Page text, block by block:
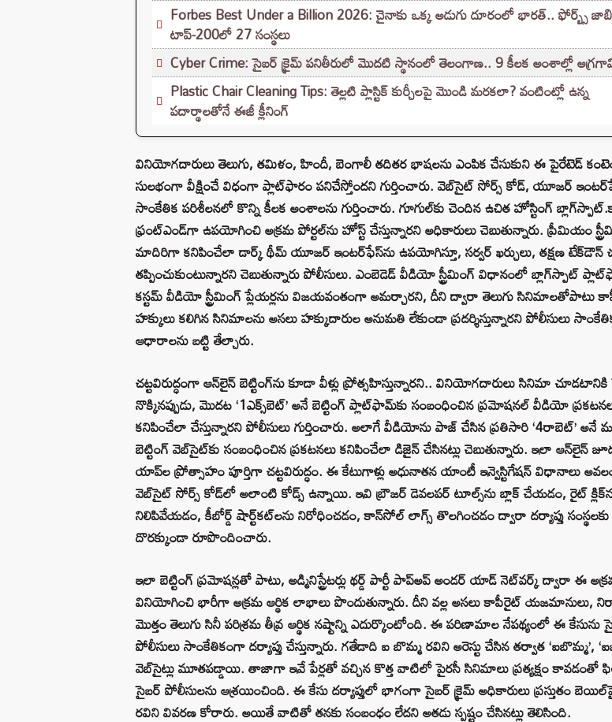
Forbes Best Under a Billion 2026: చైనాకు ఒక్క అడుగు దూరంలో భారత్.. ఫోర్బ్స్
టాప్-200లో 27 సంస్థలు
Cyber Crime: సైబర్ క్రైమ్ పనితీరులో మొదటి స్థానంలో తెలంగాణ.. 9 కీలక అంశాల్లో
Plastic Chair Cleaning Tips: తెల్లటి ప్లాస్టిక్ కుర్చీలపై మొండి మరకలా? వంటింట్లో ఉన్న
పదార్థాలతోనే ఈజీ క్లీనింగ్
వినియోగదారులు తెలుగు, తమిళం, హిందీ, బెంగాలీ తదితర భాషలను ఎంపిక చేసుకుని ఈ పైరేటెడ్‌
సులభంగా వీక్షించే విధంగా ప్లాట్‌ఫారం పనిచేస్తోందని గుర్తించారు. వెబ్‌సైట్‌ సోర్స్‌ కోడ్, యూజర్‌
సాంకేతిక పరిశీలనలో కొన్ని కీలక అంశాలను గుర్తించారు. గూగుల్‌కు చెందిన ఉచిత హోస్టింగ్‌
ఫ్రంట్‌ఎండ్‌గా ఉపయోగించి అక్రమ పోర్టల్‌ను హోస్ట్‌ చేస్తున్నారని అధికారులు చెబుతున్నారు. ప్రీమియం
మాదిరిగా కనిపించేలా డార్క్‌ థీమ్‌ యూజర్‌ ఇంటర్‌ఫేస్‌ను ఉపయోగిస్తూ, సర్వర్‌ ఖర్చులు, తక్షణ టేక్‌డౌన్‌
తప్పించుకుంటున్నారని చెబుతున్నారు పోలీసులు. ఎంబెడెడ్‌ వీడియో స్ట్రీమింగ్‌ విధానంలో బ్లాగ్‌స్పాట్‌
కస్టమ్‌ వీడియో స్ట్రీమింగ్‌ ప్లేయర్లను విజయవంతంగా అమర్చారని, దీని ద్వారా తెలుగు సినిమాలతోపాటు
హక్కులు కలిగిన సినిమాలను అసలు హక్కుదారుల అనుమతి లేకుండా ప్రదర్శిస్తున్నారని పోలీసులు
ఆధారాలను బట్టి తేల్చారు.
చట్టవిరుద్ధంగా ఆన్‌లైన్‌ బెట్టింగ్‌ను కూడా వీళ్లు ప్రోత్సహిస్తున్నారని.. వినియోగదారులు సినిమా చూడటానికి
నొక్కినప్పుడు, మొదట ‘1ఎక్స్‌బెట్‌’ అనే బెట్టింగ్‌ ప్లాట్‌ఫామ్‌కు సంబంధించిన ప్రమోషనల్‌ వీడియో
కనిపించేలా చేస్తున్నారని పోలీసులు గుర్తించారు. అలాగే వీడియోను పాజ్‌ చేసిన ప్రతిసారి ‘4రాబెట్‌’ అనే
బెట్టింగ్‌ వెబ్‌సైట్‌కు సంబంధించిన ప్రకటనలు కనిపించేలా డిజైన్‌ చేసినట్లు చెబుతున్నారు. ఇలా ఆన్‌లైన్‌
యాప్‌ల ప్రోత్సాహం పూర్తిగా చట్టవిరుద్ధం. ఈ కేటుగాళ్లు అధునాతన యాంటీ ఇన్వెస్టిగేషన్‌ విధానాలు
వెబ్‌సైట్‌ సోర్స్‌ కోడ్‌లో అలాంటి కోడ్స్‌ ఉన్నాయి. ఇవి బ్రౌజర్‌ డెవలపర్‌ టూల్స్‌ను బ్లాక్‌ చేయడం, రైట్‌
నిలిపివేయడం, కీబోర్డ్‌ షార్ట్‌కట్‌లను నిరోధించడం, కాన్‌సోల్‌ లాగ్స్‌ తొలగించడం ద్వారా దర్యాప్తు
దొరక్కుండా రూపొందించారు.
ఇలా బెట్టింగ్‌ ప్రమోషన్లతో పాటు, అడ్మినిస్ట్రేటర్లు థర్డ్‌ పార్టీ పాప్‌అప్‌ అండర్‌ యాడ్‌ నెట్‌వర్క్‌ ద్వారా ఈ
వినియోగించి భారీగా అక్రమ ఆర్థిక లాభాలు పొందుతున్నారు. దీని వల్ల అసలు కాపీరైట్‌ యజమానులు,
మొత్తం తెలుగు సినీ పరిశ్రమ తీవ్ర ఆర్థిక నష్టాన్ని ఎదుర్కొంటోంది. ఈ పరిణామాల నేపథ్యంలో ఈ కేసును
పోలీసులు సాంకేతికంగా దర్యాప్తు చేస్తున్నారు. గతేడాది ఐ బొమ్మ రవిని అరెస్టు చేసిన తర్వాత ‘ఐబొమ్మ’,
వెబ్‌సైట్లు మూతపడ్డాయి. తాజాగా ఇవే పేర్లతో వచ్చిన కొత్త వాటిలో పైరసీ సినిమాలు ప్రత్యక్షం కావడంతో
సైబర్‌ పోలీసులను ఆశ్రయించింది. ఈ కేసు దర్యాప్తులో భాగంగా సైబర్‌ క్రైమ్‌ అధికారులు ప్రస్తుతం
రవిని వివరణ కోరారు. అయితే వాటితో తనకు సంబంధం లేదని అతడు స్పష్టం చేసినట్లు తెలిసింది.